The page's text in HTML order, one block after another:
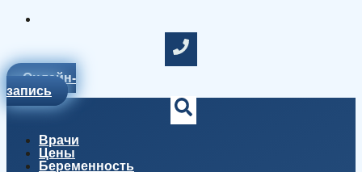
Онлайн-
запись
Врачи
Цены
Беременность